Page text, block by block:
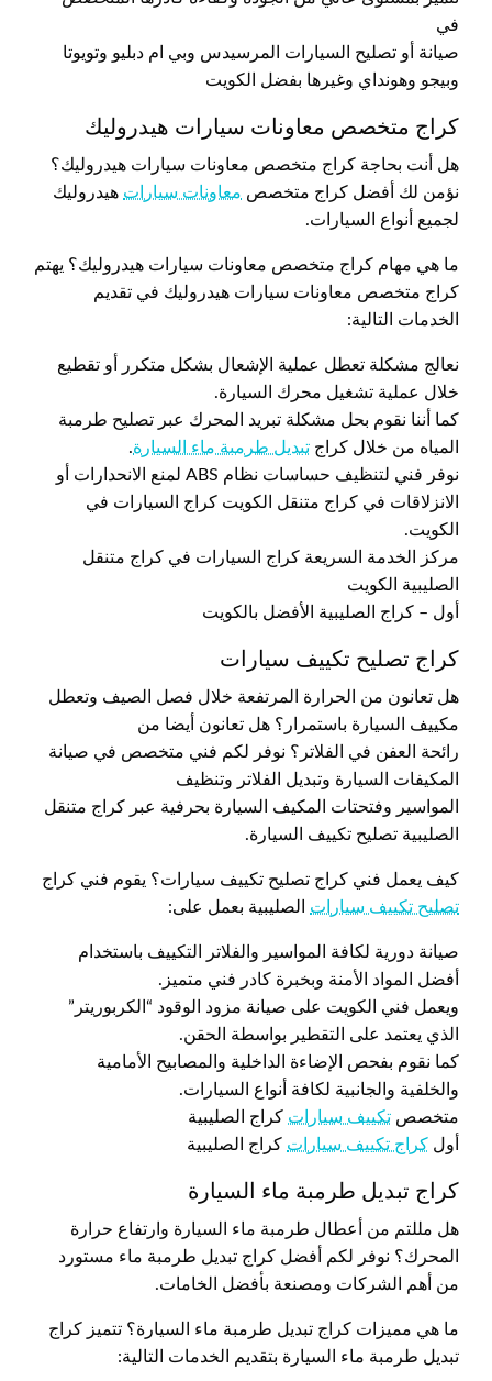
في
صيانة أو تصليح السيارات المرسيدس وبي ام دبليو وتويوتا
وبيجو وهونداي وغيرها بفضل الكويت
كراج متخصص معاونات سيارات هيدروليك
هل أنت بحاجة كراج متخصص معاونات سيارات هيدروليك؟
نؤمن لك أفضل كراج متخصص معاونات سيارات هيدروليك
لجميع أنواع السيارات.
ما هي مهام كراج متخصص معاونات سيارات هيدروليك؟ يهتم
كراج متخصص معاونات سيارات هيدروليك في تقديم
الخدمات التالية:
نعالج مشكلة تعطل عملية الإشعال بشكل متكرر أو تقطيع
خلال عملية تشغيل محرك السيارة.
كما أننا نقوم بحل مشكلة تبريد المحرك عبر تصليح طرمبة
المياه من خلال كراج تبديل طرمبة ماء السيارة.
نوفر فني لتنظيف حساسات نظام ABS لمنع الانحدارات أو
الانزلاقات في كراج متنقل الكويت كراج السيارات في
الكويت.
مركز الخدمة السريعة كراج السيارات في كراج متنقل
الصليبية الكويت
أول – كراج الصليبية الأفضل بالكويت
كراج تصليح تكييف سيارات
هل تعانون من الحرارة المرتفعة خلال فصل الصيف وتعطل
مكييف السيارة باستمرار؟ هل تعانون أيضا من
رائحة العفن في الفلاتر؟ نوفر لكم فني متخصص في صيانة
المكيفات السيارة وتبديل الفلاتر وتنظيف
المواسير وفتحتات المكيف السيارة بحرفية عبر كراج متنقل
الصليبية تصليح تكييف السيارة.
كيف يعمل فني كراج تصليح تكييف سيارات؟ يقوم فني كراج
تصليح تكييف سيارات الصليبية بعمل على:
صيانة دورية لكافة المواسير والفلاتر التكييف باستخدام
أفضل المواد الأمنة وبخبرة كادر فني متميز.
ويعمل فني الكويت على صيانة مزود الوقود “الكربوريتر”
الذي يعتمد على التقطير بواسطة الحقن.
كما نقوم بفحص الإضاءة الداخلية والمصابيح الأمامية
والخلفية والجانبية لكافة أنواع السيارات.
متخصص تكييف سيارات كراج الصليبية
أول كراج تكييف سيارات كراج الصليبية
كراج تبديل طرمبة ماء السيارة
هل مللتم من أعطال طرمبة ماء السيارة وارتفاع حرارة
المحرك؟ نوفر لكم أفضل كراج تبديل طرمبة ماء مستورد
من أهم الشركات ومصنعة بأفضل الخامات.
ما هي مميزات كراج تبديل طرمبة ماء السيارة؟ تتميز كراج
تبديل طرمبة ماء السيارة بتقديم الخدمات التالية: